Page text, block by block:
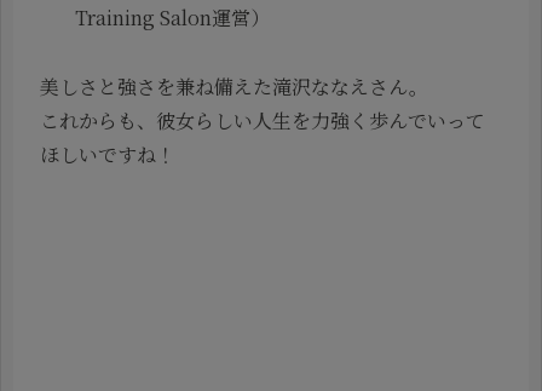
Training Salon運営）
美しさと強さを兼ね備えた滝沢ななえさん。
これからも、彼女らしい人生を力強く歩んでいって
ほしいですね！